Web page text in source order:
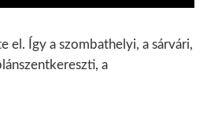
el. Így a szombathelyi, a sárvári,
a